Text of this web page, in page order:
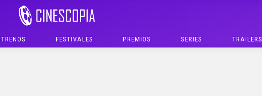
FESTIVALES PREMIOS SERIES TRAILERS